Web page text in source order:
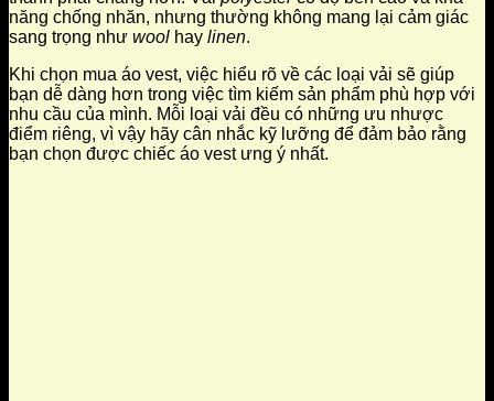
năng chống nhăn, nhưng thường không mang lại cảm giác
sang trọng như wool hay linen.
Khi chọn mua áo vest, việc hiểu rõ về các loại vải sẽ giúp
bạn dễ dàng hơn trong việc tìm kiếm sản phẩm phù hợp với
nhu cầu của mình. Mỗi loại vải đều có những ưu nhược
điểm riêng, vì vậy hãy cân nhắc kỹ lưỡng để đảm bảo rằng
bạn chọn được chiếc áo vest ưng ý nhất.